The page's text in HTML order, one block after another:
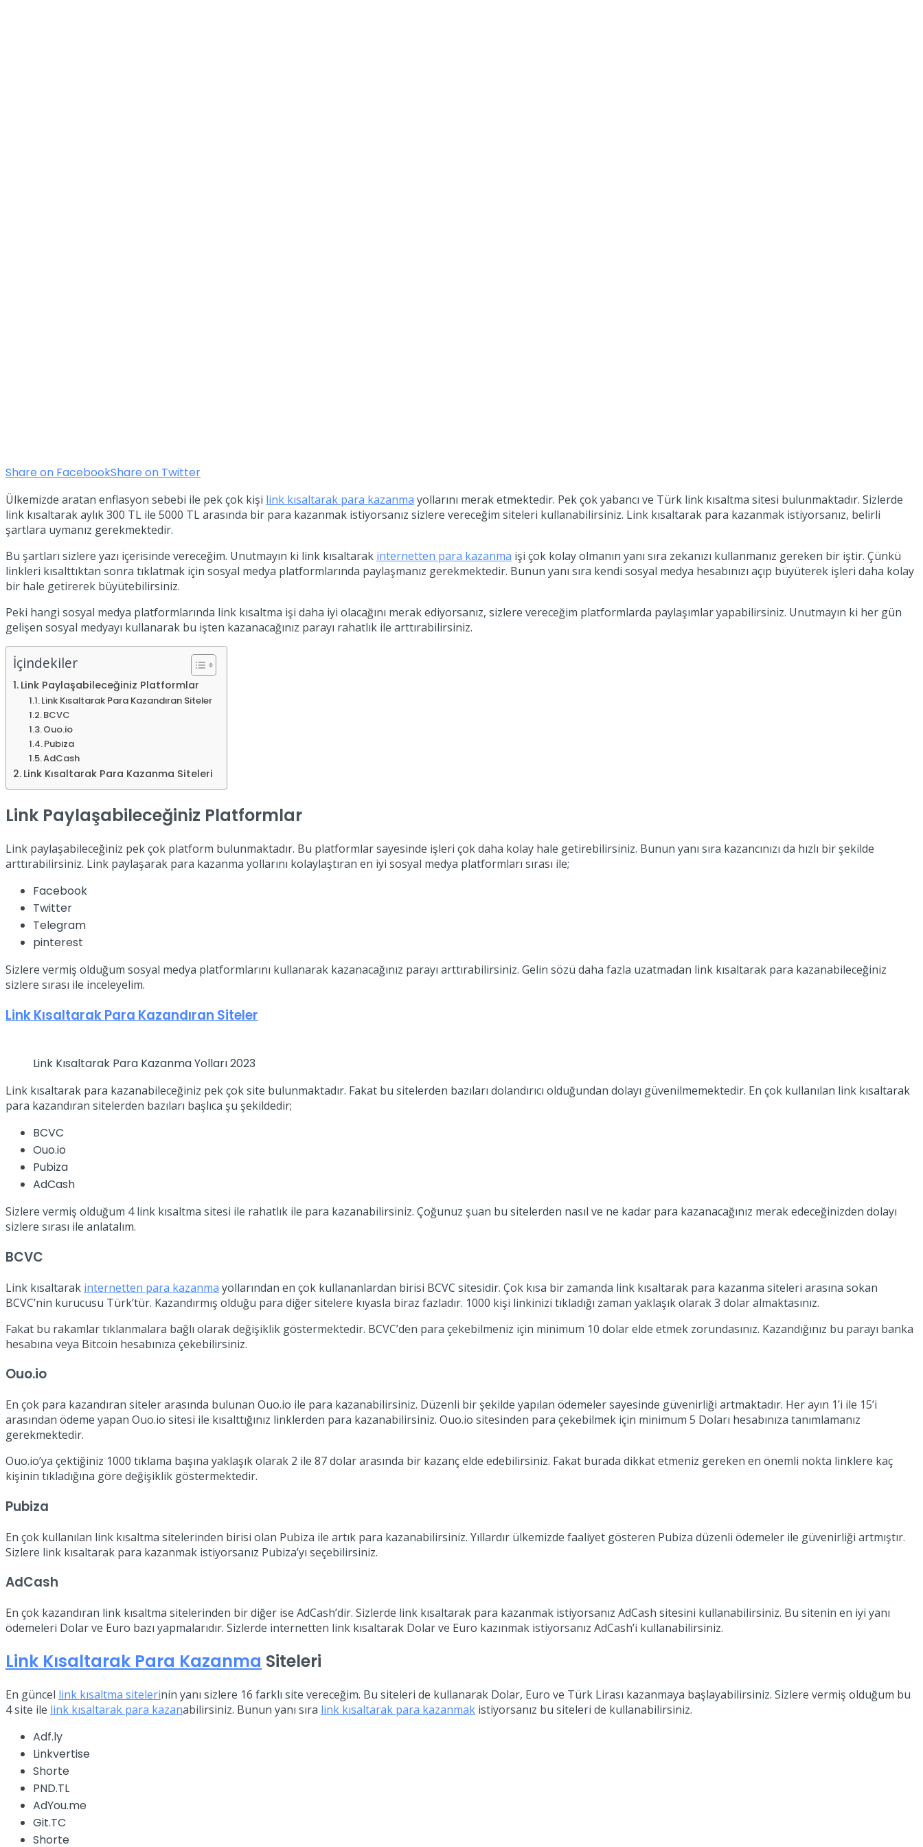
Share on FacebookShare on Twitter
Ülkemizde aratan enflasyon sebebi ile pek çok kişi link kısaltarak para kazanma yollarını merak etmektedir. Pek çok yabancı ve Türk link kısaltma sitesi bulunmaktadır. Sizlerde
link kısaltarak aylık 300 TL ile 5000 TL arasında bir para kazanmak istiyorsanız sizlere vereceğim siteleri kullanabilirsiniz. Link kısaltarak para kazanmak istiyorsanız, belirli
şartlara uymanız gerekmektedir.
Bu şartları sizlere yazı içerisinde vereceğim. Unutmayın ki link kısaltarak internetten para kazanma işi çok kolay olmanın yanı sıra zekanızı kullanmanız gereken bir iştir. Çünkü
linkleri kısalttıktan sonra tıklatmak için sosyal medya platformlarında paylaşmanız gerekmektedir. Bunun yanı sıra kendi sosyal medya hesabınızı açıp büyüterek işleri daha kolay
bir hale getirerek büyütebilirsiniz.
Peki hangi sosyal medya platformlarında link kısaltma işi daha iyi olacağını merak ediyorsanız, sizlere vereceğim platformlarda paylaşımlar yapabilirsiniz. Unutmayın ki her gün
gelişen sosyal medyayı kullanarak bu işten kazanacağınız parayı rahatlık ile arttırabilirsiniz.
İçindekiler
Link Paylaşabileceğiniz Platformlar
Link Kısaltarak Para Kazandıran Siteler
BCVC
Ouo.io
Pubiza
AdCash
Link Kısaltarak Para Kazanma Siteleri
Link Paylaşabileceğiniz Platformlar
Link paylaşabileceğiniz pek çok platform bulunmaktadır. Bu platformlar sayesinde işleri çok daha kolay hale getirebilirsiniz. Bunun yanı sıra kazancınızı da hızlı bir şekilde
arttırabilirsiniz. Link paylaşarak para kazanma yollarını kolaylaştıran en iyi sosyal medya platformları sırası ile;
Facebook
Twitter
Telegram
pinterest
Sizlere vermiş olduğum sosyal medya platformlarını kullanarak kazanacağınız parayı arttırabilirsiniz. Gelin sözü daha fazla uzatmadan link kısaltarak para kazanabileceğiniz
sizlere sırası ile inceleyelim.
Link Kısaltarak Para Kazandıran Siteler
Link Kısaltarak Para Kazanma Yolları 2023
Link kısaltarak para kazanabileceğiniz pek çok site bulunmaktadır. Fakat bu sitelerden bazıları dolandırıcı olduğundan dolayı güvenilmemektedir. En çok kullanılan link kısaltarak
para kazandıran sitelerden bazıları başlıca şu şekildedir;
BCVC
Ouo.io
Pubiza
AdCash
Sizlere vermiş olduğum 4 link kısaltma sitesi ile rahatlık ile para kazanabilirsiniz. Çoğunuz şuan bu sitelerden nasıl ve ne kadar para kazanacağınız merak edeceğinizden dolayı
sizlere sırası ile anlatalım.
BCVC
Link kısaltarak internetten para kazanma yollarından en çok kullananlardan birisi BCVC sitesidir. Çok kısa bir zamanda link kısaltarak para kazanma siteleri arasına sokan
BCVC’nin kurucusu Türk’tür. Kazandırmış olduğu para diğer sitelere kıyasla biraz fazladır. 1000 kişi linkinizi tıkladığı zaman yaklaşık olarak 3 dolar almaktasınız.
Fakat bu rakamlar tıklanmalara bağlı olarak değişiklik göstermektedir. BCVC’den para çekebilmeniz için minimum 10 dolar elde etmek zorundasınız. Kazandığınız bu parayı banka
hesabına veya Bitcoin hesabınıza çekebilirsiniz.
Ouo.io
En çok para kazandıran siteler arasında bulunan Ouo.io ile para kazanabilirsiniz. Düzenli bir şekilde yapılan ödemeler sayesinde güvenirliği artmaktadır. Her ayın 1’i ile 15’i
arasından ödeme yapan Ouo.io sitesi ile kısalttığınız linklerden para kazanabilirsiniz. Ouo.io sitesinden para çekebilmek için minimum 5 Doları hesabınıza tanımlamanız
gerekmektedir.
Ouo.io’ya çektiğiniz 1000 tıklama başına yaklaşık olarak 2 ile 87 dolar arasında bir kazanç elde edebilirsiniz. Fakat burada dikkat etmeniz gereken en önemli nokta linklere kaç
kişinin tıkladığına göre değişiklik göstermektedir.
Pubiza
En çok kullanılan link kısaltma sitelerinden birisi olan Pubiza ile artık para kazanabilirsiniz. Yıllardır ülkemizde faaliyet gösteren Pubiza düzenli ödemeler ile güvenirliği artmıştır.
Sizlere link kısaltarak para kazanmak istiyorsanız Pubiza’yı seçebilirsiniz.
AdCash
En çok kazandıran link kısaltma sitelerinden bir diğer ise AdCash’dir. Sizlerde link kısaltarak para kazanmak istiyorsanız AdCash sitesini kullanabilirsiniz. Bu sitenin en iyi yanı
ödemeleri Dolar ve Euro bazı yapmalarıdır. Sizlerde internetten link kısaltarak Dolar ve Euro kazınmak istiyorsanız AdCash’i kullanabilirsiniz.
Link Kısaltarak Para Kazanma Siteleri
En güncel link kısaltma sitelerinin yanı sizlere 16 farklı site vereceğim. Bu siteleri de kullanarak Dolar, Euro ve Türk Lirası kazanmaya başlayabilirsiniz. Sizlere vermiş olduğum bu
4 site ile link kısaltarak para kazanabilirsiniz. Bunun yanı sıra link kısaltarak para kazanmak istiyorsanız bu siteleri de kullanabilirsiniz.
Adf.ly
Linkvertise
Shorte
PND.TL
AdYou.me
Git.TC
Shorte